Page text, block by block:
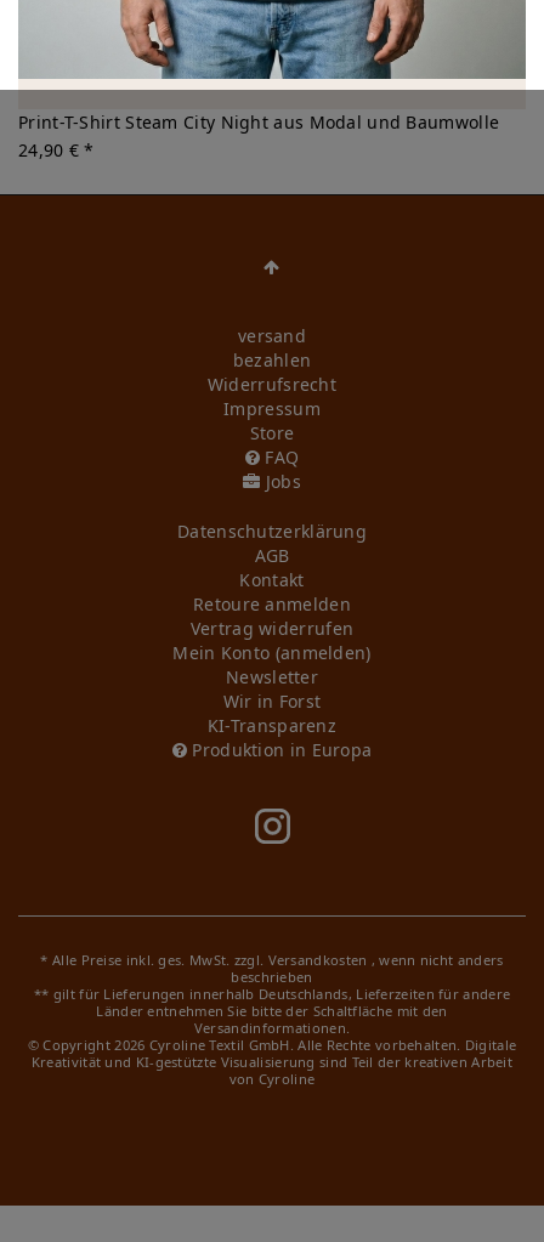
Print-T-Shirt Steam City Night aus Modal und Baumwolle
24,90 € *
versand
bezahlen
Widerrufs­recht
Impressum
Store
FAQ
Jobs
Daten­schutz­erklärung
AGB
Kontakt
Retoure anmelden
Vertrag widerrufen
Mein Konto (anmelden)
Newsletter
Wir in Forst
KI-Transparenz
Produktion in Europa
* Alle Preise inkl. ges. MwSt. zzgl. Versandkosten , wenn nicht anders
beschrieben
** gilt für Lieferungen innerhalb Deutschlands, Lieferzeiten für andere
Länder entnehmen Sie bitte der Schaltfläche mit den
Versandinformationen.
© Copyright 2026 Cyroline Textil GmbH. Alle Rechte vorbehalten. Digitale
Kreativität und KI-gestützte Visualisierung sind Teil der kreativen Arbeit
von Cyroline